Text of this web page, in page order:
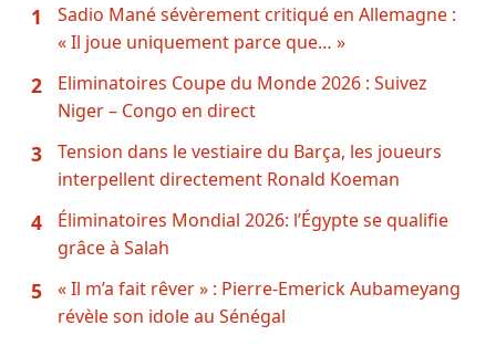
1
Sadio Mané sévèrement critiqué en Allemagne :
« Il joue uniquement parce que… »
2
Eliminatoires Coupe du Monde 2026 : Suivez
Niger – Congo en direct
3
Tension dans le vestiaire du Barça, les joueurs
interpellent directement Ronald Koeman
4
Éliminatoires Mondial 2026: l’Égypte se qualifie
grâce à Salah
5
« Il m’a fait rêver » : Pierre-Emerick Aubameyang
révèle son idole au Sénégal